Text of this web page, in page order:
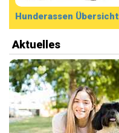
Hunderassen Übersicht
Aktuelles